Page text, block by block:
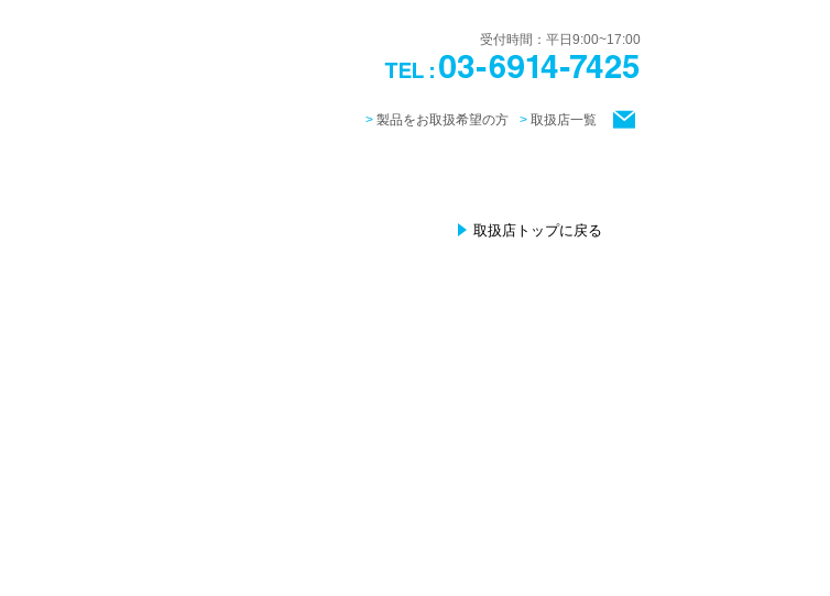
受付時間：平日9:00~17:00
製品をお取扱希望の方 取扱店一覧
取扱店トップに戻る